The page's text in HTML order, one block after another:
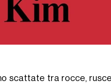
scattate tra rocce,